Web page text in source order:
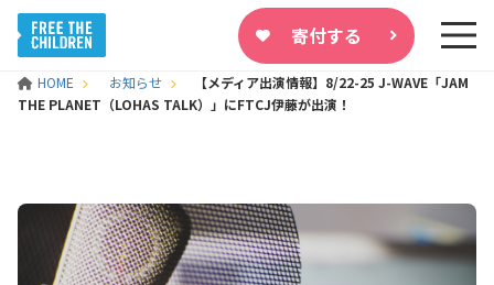
寄付する
HOME お知らせ
【メディア出演情報】8/22-25 J-WAVE「JAM
THE PLANET（LOHAS TALK）」にFTCJ伊藤が出演！